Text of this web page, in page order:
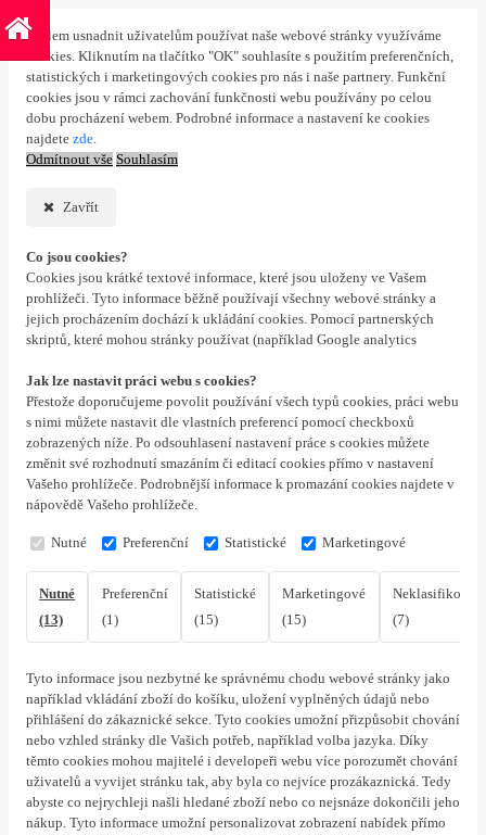
S cílem usnadnit uživatelům používat naše webové stránky využíváme
cookies. Kliknutím na tlačítko "OK" souhlasíte s použitím preferenčních,
statistických i marketingových cookies pro nás i naše partnery. Funkční
cookies jsou v rámci zachování funkčnosti webu používány po celou
dobu procházení webem. Podrobné informace a nastavení ke cookies
najdete zde.
Odmítnout vše Souhlasím
Zavřít
Co jsou cookies?
Cookies jsou krátké textové informace, které jsou uloženy ve Vašem
prohlížeči. Tyto informace běžně používají všechny webové stránky a
jejich procházením dochází k ukládání cookies. Pomocí partnerských
skriptů, které mohou stránky používat (například Google analytics
Jak lze nastavit práci webu s cookies?
Přestože doporučujeme povolit používání všech typů cookies, práci webu
s nimi můžete nastavit dle vlastních preferencí pomocí checkboxů
zobrazených níže. Po odsouhlasení nastavení práce s cookies můžete
změnit své rozhodnutí smazáním či editací cookies přímo v nastavení
Vašeho prohlížeče. Podrobnější informace k promazání cookies najdete v
nápovědě Vašeho prohlížeče.
Nutné Preferenční Statistické Marketingové
Nutné
(13)
Preferenční
(1)
Statistické
(15)
Marketingové
(15)
(7)
Tyto informace jsou nezbytné ke správnému chodu webové stránky jako
například vkládání zboží do košíku, uložení vyplněných údajů nebo
přihlášení do zákaznické sekce. Tyto cookies umožní přizpůsobit chování
nebo vzhled stránky dle Vašich potřeb, například volba jazyka. Díky
těmto cookies mohou majitelé i developeři webu více porozumět chování
uživatelů a vyvijet stránku tak, aby byla co nejvíce prozákaznická. Tedy
abyste co nejrychleji našli hledané zboží nebo co nejsnáze dokončili jeho
nákup. Tyto informace umožní personalizovat zobrazení nabídek přímo